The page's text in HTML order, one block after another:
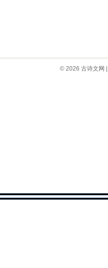
© 2026 古诗文网